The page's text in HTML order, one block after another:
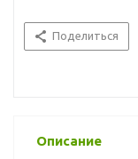
Поделиться
Описание